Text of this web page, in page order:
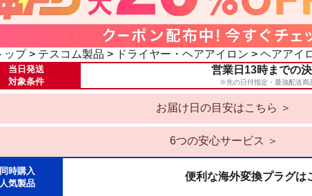
ップ> テスコム製品 > ドライヤー・ヘアアイロン > ヘアアイ
当日発送
対象条件
営業日13時までの
※先の日付指定・最強配送商
お届け日の目安はこちら ＞
6つの安心サービス ＞
時購入
気製品
便利な海外変換プラグは